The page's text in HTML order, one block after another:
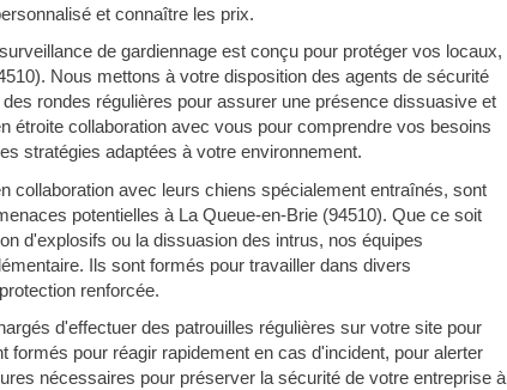
et connaître les prix.
de gardiennage est conçu pour protéger vos locaux,
Nous mettons à votre disposition des agents de sécurité
rondes régulières pour assurer une présence dissuasive et
étroite collaboration avec vous pour comprendre vos besoins
stratégies adaptées à votre environnement.
collaboration avec leurs chiens spécialement entraînés, sont
potentielles à La Queue-en-Brie (94510). Que ce soit
d'explosifs ou la dissuasion des intrus, nos équipes
Ils sont formés pour travailler dans divers
renforcée.
d'effectuer des patrouilles régulières sur votre site pour
formés pour réagir rapidement en cas d'incident, pour alerter
nécessaires pour préserver la sécurité de votre entreprise à